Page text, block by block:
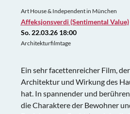
Art House & Independent in München
Affeksjonsverdi (Sentimental Value)
So. 22.03.26 18:00
Architekturfilmtage
Ein sehr facettenreicher Film,
Architektur und Wirkung des
hat. In spannender und
die Charaktere der Bewohner